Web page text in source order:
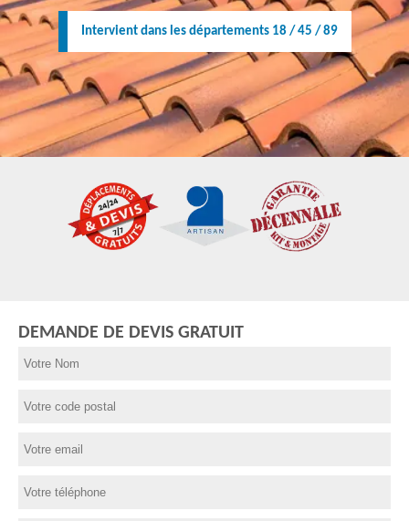
Intervient dans les départements 18 / 45 / 89
DEMANDE DE DEVIS GRATUIT